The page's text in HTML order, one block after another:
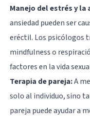
Manejo del estrés y la
ansiedad pueden ser
eréctil. Los psicólogos
mindfulness o
factores en la vida
Terapia de pareja:A
solo al individuo, sino
pareja puede ayudar a